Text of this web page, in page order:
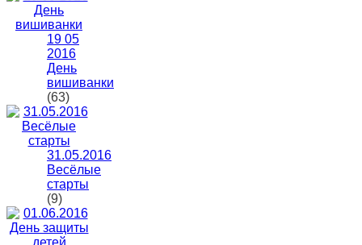
19 05
2016
День
вишиванки
(63)
31.05.2016
Весёлые
старты
(9)